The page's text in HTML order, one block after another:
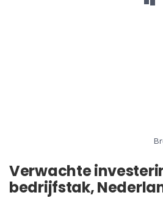
Verwachte
bedrijfstak,